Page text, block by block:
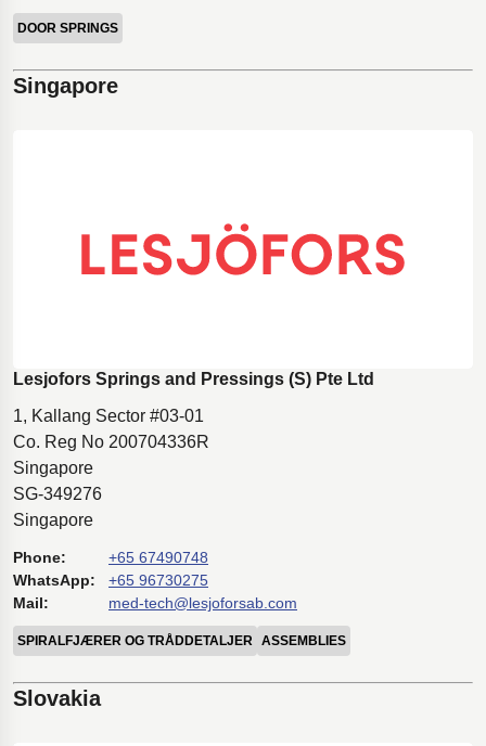
DOOR SPRINGS
Singapore
Lesjofors Springs and Pressings (S) Pte Ltd
1, Kallang Sector #03-01
Co. Reg No 200704336R
Singapore
SG-349276
Singapore
Phone:
+65 67490748
WhatsApp:
+65 96730275
Mail:
med-tech@lesjoforsab.com
SPIRALFJÆRER OG TRÅDDETALJER ASSEMBLIES
Slovakia